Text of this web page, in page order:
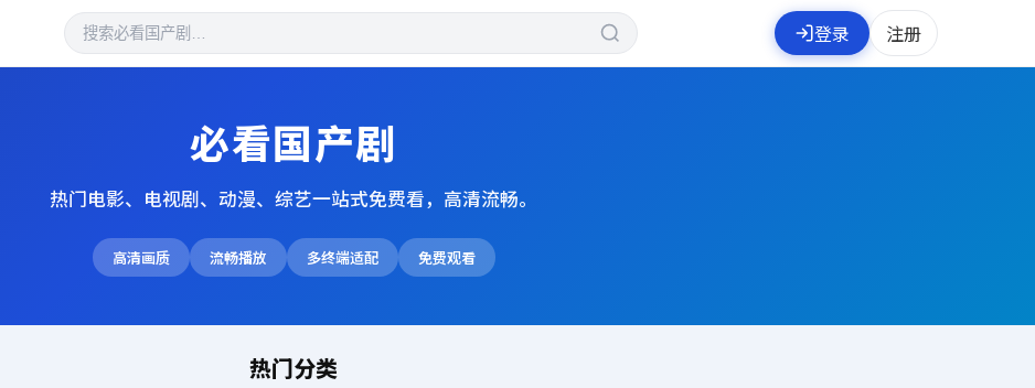
登录 注册
必看国产剧
热门电影、电视剧、动漫、综艺一站式免费看，高清流畅。
高清画质 流畅播放 多终端适配 免费观看
热门分类